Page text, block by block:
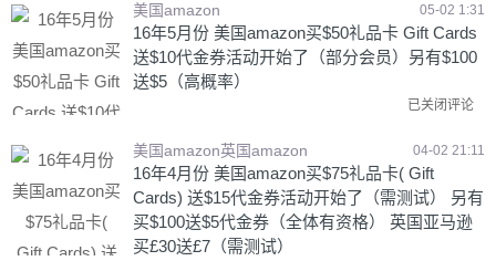
美国amazon 05-02 1:31
16年5月份 美国amazon买$50礼品卡 Gift Cards
送$10代金券活动开始了（部分会员）另有$100
送$5（高概率）
已关闭评论
美国amazon英国amazon 04-02 21:11
16年4月份 美国amazon买$75礼品卡( Gift
Cards) 送$15代金券活动开始了（需测试） 另有
买$100送$5代金券（全体有资格） 英国亚马逊
买£30送£7（需测试）